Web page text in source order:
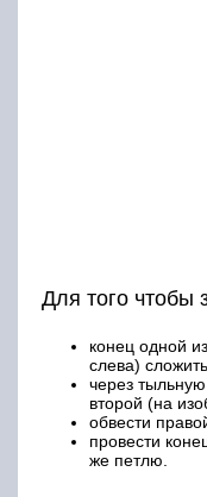
Для того чтобы
конец одной
слева)
через
второй (на
обвести
провести
же петлю.